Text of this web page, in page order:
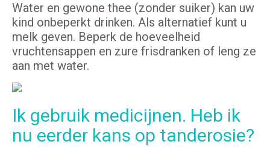
Water en gewone thee (zonder suiker) kan uw
kind onbeperkt drinken. Als alternatief kunt u
melk geven. Beperk de hoeveelheid
vruchtensappen en zure frisdranken of leng ze
aan met water.
Ik gebruik medicijnen. Heb ik
nu eerder kans op tanderosie?